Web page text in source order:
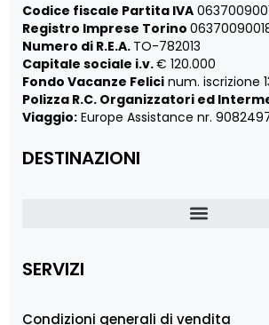
Codice fiscale Partita IVA
Registro Imprese Torino
Numero di R.E.A. TO-782013
Capitale sociale i.v.€ 120.000
Fondo Vacanze Felici num. iscrizione
Polizza R.C. Organizzatori ed
Viaggio: Europe Assistance nr.
DESTINAZIONI
SERVIZI
Condizioni generali di vendita